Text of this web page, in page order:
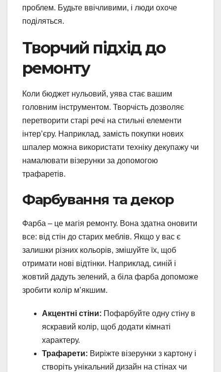
проблем. Будьте ввічливими, і люди охоче
поділяться.
Творчий підхід до
ремонту
Коли бюджет нульовий, уява стає вашим
головним інструментом. Творчість дозволяє
перетворити старі речі на стильні елементи
інтер’єру. Наприклад, замість покупки нових
шпалер можна використати техніку декупажу чи
намалювати візерунки за допомогою
трафаретів.
Фарбування та декор
Фарба – це магія ремонту. Вона здатна оновити
все: від стін до старих меблів. Якщо у вас є
залишки різних кольорів, змішуйте їх, щоб
отримати нові відтінки. Наприклад, синій і
жовтий дадуть зелений, а біла фарба допоможе
зробити колір м’якшим.
Акцентні стіни: Пофарбуйте одну стіну в
яскравий колір, щоб додати кімнаті
характеру.
Трафарети: Виріжте візерунки з картону і
створіть унікальний дизайн на стінах чи